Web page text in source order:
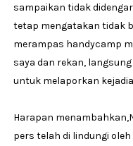
sampaikan tidak
tetap mengatakan tidak
merampas handycamp
saya dan rekan,
untuk melaporkan
Harapan
pers telah di lindungi oleh